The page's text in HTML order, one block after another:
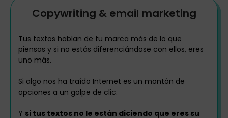
Copywriting & email marketing
Tus textos hablan de tu marca más de lo que
piensas y si no estás diferenciándose con ellos, eres
uno más.
Si algo nos ha traído Internet es un montón de
opciones a un golpe de clic.
Y si tus textos no le están diciendo que eres su